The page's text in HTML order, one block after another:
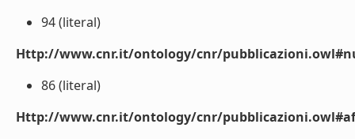
94 (literal)
Http://www.cnr.it/ontology/cnr/
86 (literal)
Http://www.cnr.it/ontology/cnr/